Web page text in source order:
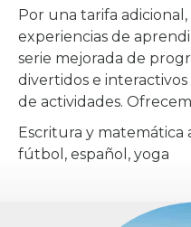
Por una tarifa adicional,
experiencias de
serie mejorada de
divertidos e
de actividades.
Escritura y matemática
fútbol, español, yoga